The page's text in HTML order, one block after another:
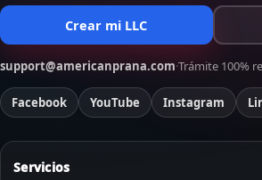
Crear mi LLC
support@americanprana.com·Trámite 100%
Facebook YouTube Instagram
Servicios